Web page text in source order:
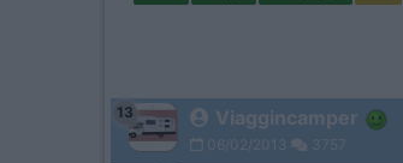
13 Viaggincamper
06/02/2013 3757